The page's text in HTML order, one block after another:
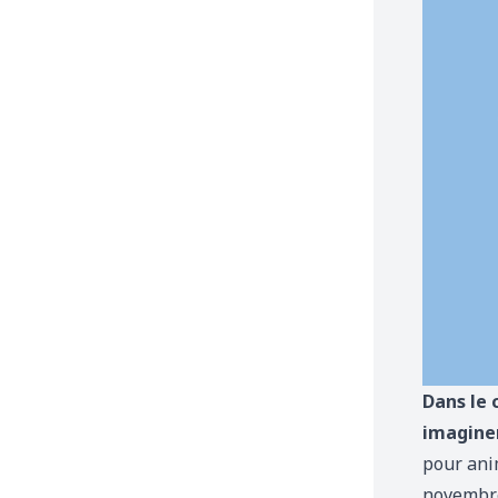
Dans le
pour